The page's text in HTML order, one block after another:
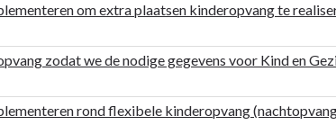
om extra plaatsen kinderopvang te
zodat we de nodige gegevens voor Kind en
rond flexibele kinderopvang